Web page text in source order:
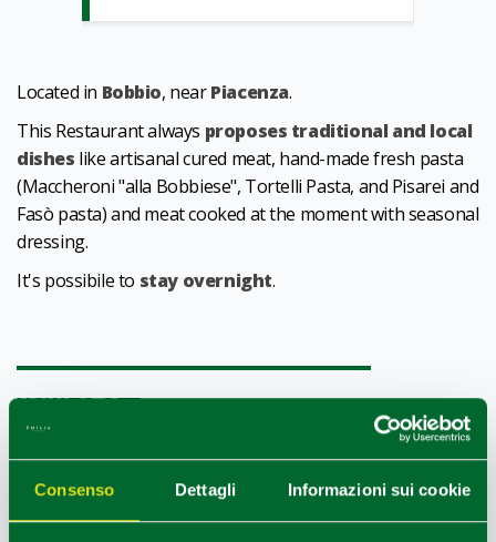
Consenso Dettagli Informazioni sui cookie
Located in Bobbio, nearPiacenza.
This Restaurant always proposes traditional and local
dishes like artisanal cured meat, hand-made fresh pasta
(Maccheroni "alla Bobbiese", Tortelli Pasta, and Pisarei and
Fasò pasta) and meat cooked at the moment with seasonal
dressing.
It's possibile to stay overnight.
HOW TO GET
+
−